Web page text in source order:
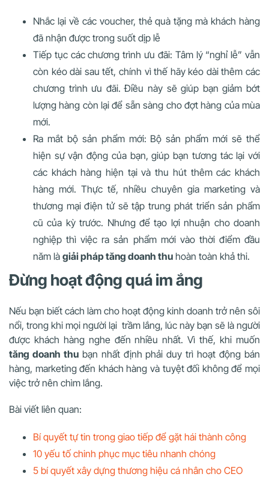
Nhắc lại về các voucher, thẻ quà tặng mà khách hàng
đã nhận được trong suốt dịp lễ
Tiếp tục các chương trình ưu đãi: Tâm lý “nghỉ lễ” vẫn
còn kéo dài sau tết, chính vì thế hãy kéo dài thêm các
chương trình ưu đãi. Điều này sẽ giúp bạn giảm bớt
lượng hàng còn lại để sẵn sàng cho đợt hàng của mùa
mới.
Ra mắt bộ sản phẩm mới: Bộ sản phẩm mới sẽ thể
hiện sự vận động của bạn, giúp bạn tương tác lại với
các khách hàng hiện tại và thu hút thêm các khách
hàng mới. Thực tế, nhiều chuyên gia marketing và
thương mại điện tử sẽ tập trung phát triển sản phẩm
cũ của kỳ trước. Nhưng để tạo lợi nhuận cho doanh
nghiệp thì việc ra sản phẩm mới vào thời điểm đầu
năm là giải pháp tăng doanh thu hoàn toàn khả thi.
Đừng hoạt động quá im ắng
Nếu bạn biết cách làm cho hoạt động kinh doanh trở nên sôi
nổi, trong khi mọi người lại trầm lắng, lúc này bạn sẽ là người
được khách hàng nghe đến nhiều nhất. Vì thế, khi muốn
tăng doanh thubạn nhất định phải duy trì hoạt động bán
hàng, marketing đến khách hàng và tuyệt đối không để mọi
việc trở nên chìm lắng.
Bài viết liên quan:
Bí quyết tự tin trong giao tiếp để gặt hái thành công
10 yếu tố chinh phục mục tiêu nhanh chóng
5 bí quyết xây dựng thương hiệu cá nhân cho CEO